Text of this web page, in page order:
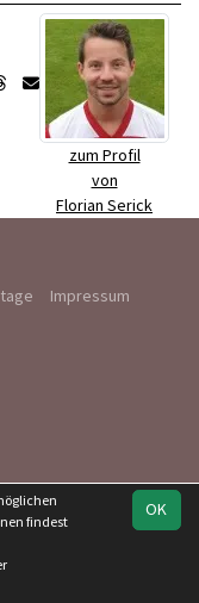
zum Profil
von
Florian Serick
Impressum
OK
findest